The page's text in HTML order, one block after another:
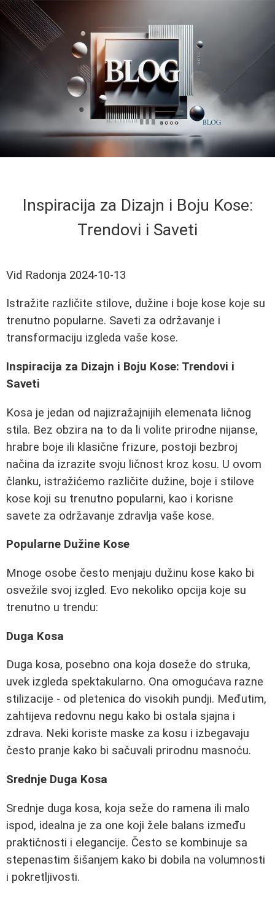
Inspiracija za Dizajn i Boju Kose:
Trendovi i Saveti
Vid Radonja 2024-10-13
Istražite različite stilove, dužine i boje kose koje su
trenutno popularne. Saveti za održavanje i
transformaciju izgleda vaše kose.
Inspiracija za Dizajn i Boju Kose: Trendovi i
Saveti
Kosa je jedan od najizražajnijih elemenata ličnog
stila. Bez obzira na to da li volite prirodne nijanse,
hrabre boje ili klasične frizure, postoji bezbroj
načina da izrazite svoju ličnost kroz kosu. U ovom
članku, istražićemo različite dužine, boje i stilove
kose koji su trenutno popularni, kao i korisne
savete za održavanje zdravlja vaše kose.
Popularne Dužine Kose
Mnoge osobe često menjaju dužinu kose kako bi
osvežile svoj izgled. Evo nekoliko opcija koje su
trenutno u trendu:
Duga Kosa
Duga kosa, posebno ona koja doseže do struka,
uvek izgleda spektakularno. Ona omogućava razne
stilizacije - od pletenica do visokih pundji. Međutim,
zahtijeva redovnu negu kako bi ostala sjajna i
zdrava. Neki koriste maske za kosu i izbegavaju
često pranje kako bi sačuvali prirodnu masnoću.
Srednje Duga Kosa
Srednje duga kosa, koja seže do ramena ili malo
ispod, idealna je za one koji žele balans između
praktičnosti i elegancije. Često se kombinuje sa
stepenastim šišanjem kako bi dobila na volumnosti
i pokretljivosti.